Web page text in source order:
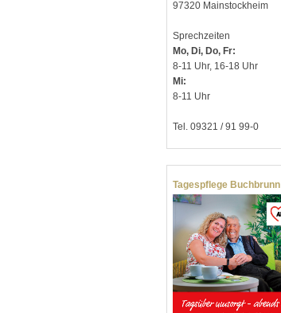
97320 Mainstockheim
Sprechzeiten
Mo, Di, Do, Fr:
8-11 Uhr, 16-18 Uhr
Mi:
8-11 Uhr
Tel. 09321 / 91 99-0
Tagespflege Buchbrunn